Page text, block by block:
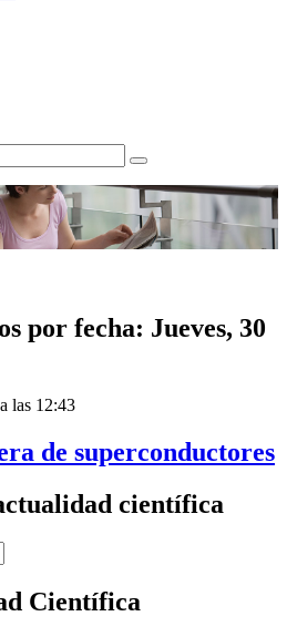
por fecha: Jueves, 30
las 12:43
de superconductores
científica
Científica